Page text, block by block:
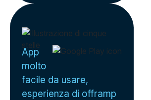
App
molto
facile da usare,
esperienza di offramp